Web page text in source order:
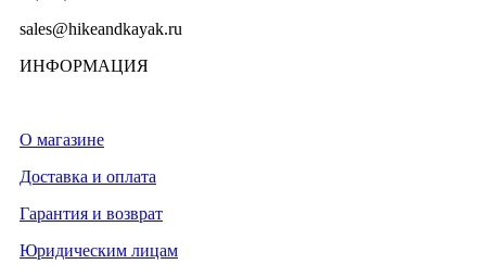
sales@hikeandkayak.ru
ИНФОРМАЦИЯ
О магазине
Доставка и оплата
Гарантия и возврат
Юридическим лицам